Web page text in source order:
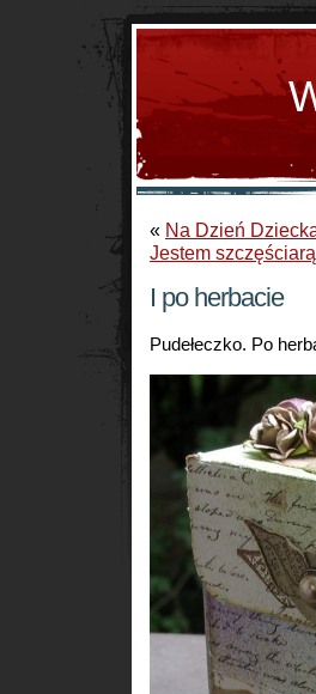
« Na Dzień
Jestem szczęściarą
I po herbacie
Pudełeczko. Po